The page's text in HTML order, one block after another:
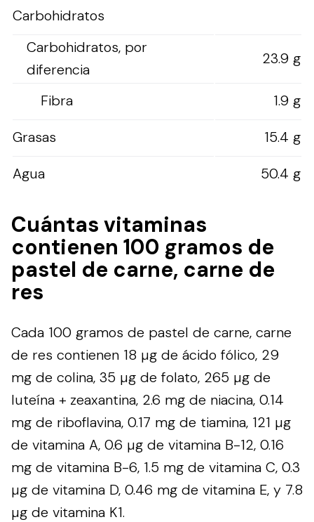
Carbohidratos
Carbohidratos, por
diferencia
23.9 g
Fibra
1.9 g
Grasas
15.4 g
Agua
50.4 g
Cuántas vitaminas
contienen 100 gramos de
pastel de carne, carne de
res
Cada 100 gramos de pastel de carne, carne
de res contienen 18 µg de ácido fólico, 29
mg de colina, 35 µg de folato, 265 µg de
luteína + zeaxantina, 2.6 mg de niacina, 0.14
mg de riboflavina, 0.17 mg de tiamina, 121 µg
de vitamina A, 0.6 µg de vitamina B-12, 0.16
mg de vitamina B-6, 1.5 mg de vitamina C, 0.3
µg de vitamina D, 0.46 mg de vitamina E, y 7.8
µg de vitamina K1.